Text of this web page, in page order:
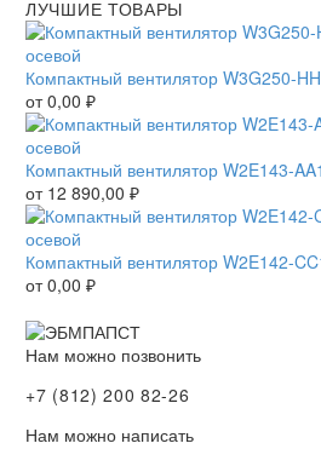
ЛУЧШИЕ ТОВАРЫ
Компактный вентилятор W3G250-
от0,00 ₽
Компактный вентилятор W2E143-
от 12 890,00 ₽
Компактный вентилятор W2E142-
от0,00 ₽
Нам можно позвонить
+7 (812) 200 82-26
Нам можно написать